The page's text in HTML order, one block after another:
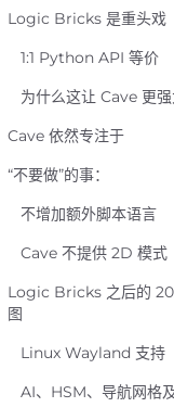
Logic Bricks 是重头戏
1:1 Python API 等价
为什么这让 Cave 更
Cave 依然专注于
“不要做”的事：
不增加额外脚本语言
Cave 不提供 2D 模式
Logic Bricks 之后的
图
Linux Wayland 支持
AI、HSM、导航网格